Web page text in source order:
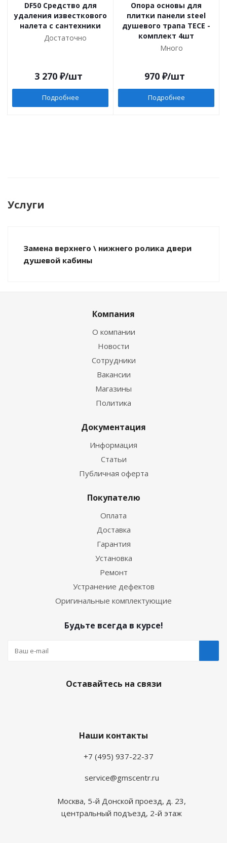
DF50 Cредство для
удаления известкового
налета с сантехники
Достаточно
3 270 ₽/шт
Подробнее
Опора основы для
плитки панели steel
душевого трапа TECE -
комплект 4шт
Много
970₽/шт
Подробнее
Услуги
Замена верхнего \ нижнего ролика двери
душевой кабины
Компания
О компании
Новости
Сотрудники
Вакансии
Магазины
Политика
Документация
Информация
Статьи
Публичная оферта
Покупателю
Оплата
Доставка
Гарантия
Установка
Ремонт
Устранение дефектов
Оригинальные комплектующие
Будьте всегда в курсе!
Оставайтесь на связи
Наши контакты
+7 (495) 937-22-37
service@gmscentr.ru
Москва, 5-й Донской проезд, д. 23,
центральный подъезд, 2-й этаж